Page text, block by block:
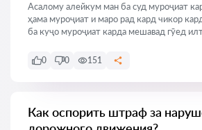
Асалому алейкум ман ба суд муроҷиат
ҳама муроҷиат и маро рад кард чикор
ба куҷо муроҷиат карда мешавад гӯед
0 0 151
Как оспорить штраф за